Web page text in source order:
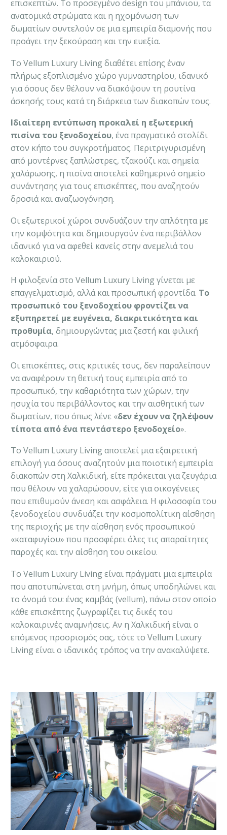
επισκεπτών. Το προσεγμένο design του μπάνιου, τα
ανατομικά στρώματα και η ηχομόνωση των
δωματίων συντελούν σε μια εμπειρία διαμονής που
προάγει την ξεκούραση και την ευεξία.
Το Vellum Luxury Living διαθέτει επίσης έναν
πλήρως εξοπλισμένο χώρο γυμναστηρίου, ιδανικό
για όσους δεν θέλουν να διακόψουν τη ρουτίνα
άσκησής τους κατά τη διάρκεια των διακοπών τους.
Ιδιαίτερη εντύπωση προκαλεί η εξωτερική
πισίνα του ξενοδοχείου, ένα πραγματικό στολίδι
στον κήπο του συγκροτήματος. Περιτριγυρισμένη
από μοντέρνες ξαπλώστρες, τζακούζι και σημεία
χαλάρωσης, η πισίνα αποτελεί καθημερινό σημείο
συνάντησης για τους επισκέπτες, που αναζητούν
δροσιά και αναζωογόνηση.
Οι εξωτερικοί χώροι συνδυάζουν την απλότητα με
την κομψότητα και δημιουργούν ένα περιβάλλον
ιδανικό για να αφεθεί κανείς στην ανεμελιά του
καλοκαιριού.
Η φιλοξενία στο Vellum Luxury Living γίνεται με
επαγγελματισμό, αλλά και προσωπική φροντίδα. Το
προσωπικό του ξενοδοχείου φροντίζει να
εξυπηρετεί με ευγένεια, διακριτικότητα και
προθυμία, δημιουργώντας μια ζεστή και φιλική
ατμόσφαιρα.
Οι επισκέπτες, στις κριτικές τους, δεν παραλείπουν
να αναφέρουν τη θετική τους εμπειρία από το
προσωπικό, την καθαριότητα των χώρων, την
ησυχία του περιβάλλοντος και την αισθητική των
δωματίων, που όπως λένε «δεν έχουν να ζηλέψουν
τίποτα από ένα πεντάστερο ξενοδοχείο».
Το Vellum Luxury Living αποτελεί μια εξαιρετική
επιλογή για όσους αναζητούν μια ποιοτική εμπειρία
διακοπών στη Χαλκιδική, είτε πρόκειται για ζευγάρια
που θέλουν να χαλαρώσουν, είτε για οικογένειες
που επιθυμούν άνεση και ασφάλεια. Η φιλοσοφία του
ξενοδοχείου συνδυάζει την κοσμοπολίτικη αίσθηση
της περιοχής με την αίσθηση ενός προσωπικού
«καταφυγίου» που προσφέρει όλες τις απαραίτητες
παροχές και την αίσθηση του οικείου.
Το Vellum Luxury Living είναι πράγματι μια εμπειρία
που αποτυπώνεται στη μνήμη, όπως υποδηλώνει και
το όνομά του: ένας καμβάς (vellum), πάνω στον οποίο
κάθε επισκέπτης ζωγραφίζει τις δικές του
καλοκαιρινές αναμνήσεις. Αν η Χαλκιδική είναι ο
επόμενος προορισμός σας, τότε το Vellum Luxury
Living είναι ο ιδανικός τρόπος να την ανακαλύψετε.